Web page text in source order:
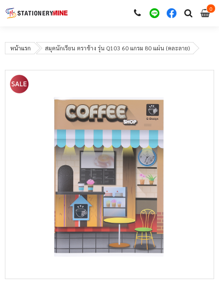
00
หน้าแรก สมุดนักเรียน ตราช้าง รุ่น Q103 60 แกรม 80 แผ่น (คละลาย)